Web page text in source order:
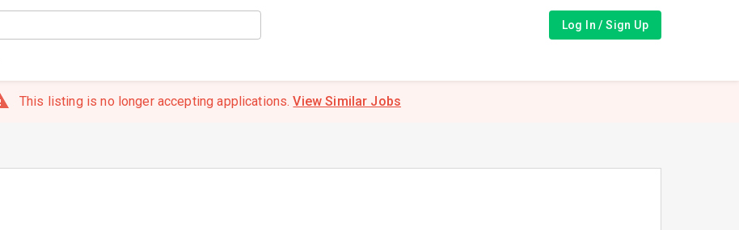
Log In / Sign Up
This listing is no longer accepting applications.View Similar Jobs